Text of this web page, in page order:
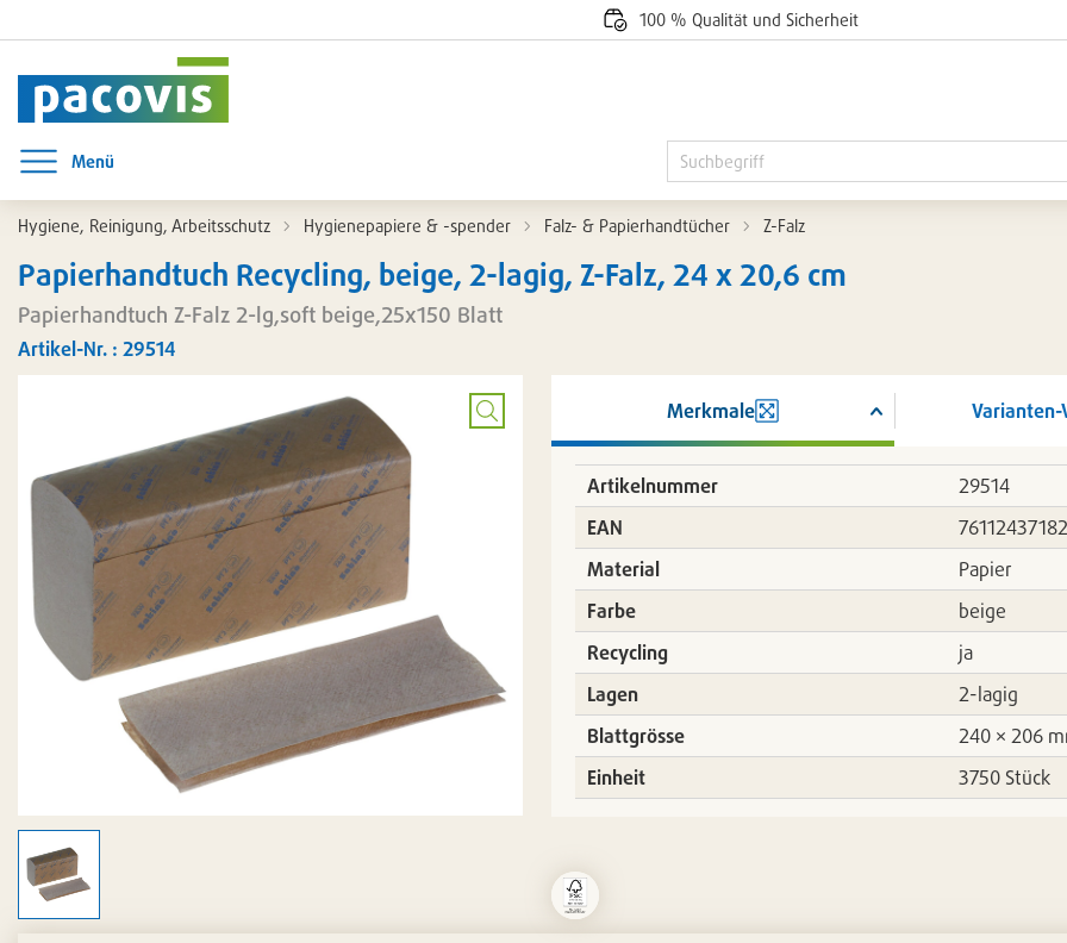
100 % Qualität und Sicherheit
Menü
Menü öffnen
Hygiene, Reinigung, Arbeitsschutz Hygienepapiere & -spender Falz- & Papierhandtücher Z-Falz
Papierhandtuch Recycling, beige, 2-lagig, Z-Falz, 24 x 20,6 cm
Papierhandtuch Z-Falz 2-lg,soft beige,25x150 Blatt
Artikel-Nr. : 29514
Bild
vergrößern
Merkmale Varianten-
Artikelnummer
29514
EAN
Material
Papier
Farbe
beige
Recycling
ja
Lagen
2-lagig
Blattgrösse
240 × 206
Einheit
3750 Stück